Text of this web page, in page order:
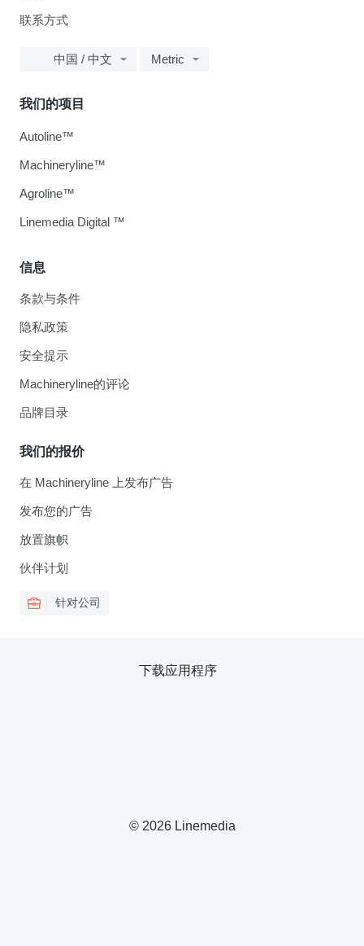
联系方式
中国 / 中文 Metric
信息
条款与条件
隐私政策
安全提示
Machineryline的评论
品牌目录
我们的报价
在 Machineryline 上发布广告
发布您的广告
放置旗帜
伙伴计划
针对公司
我们的项目
Autoline™
Machineryline™
Agroline™
Linemedia Digital ™
© 2026 Linemedia
下载应用程序